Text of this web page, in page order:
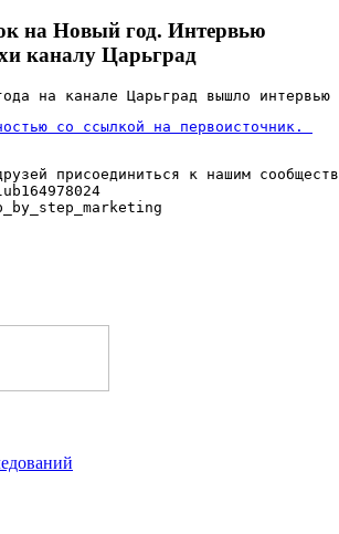
на Новый год. Интервью
каналу Царьград
на канале Царьград вышло
со ссылкой на первоисточник.
присоединиться к нашим